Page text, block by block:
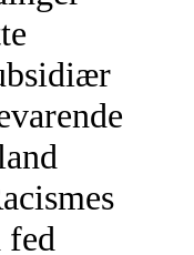
fed